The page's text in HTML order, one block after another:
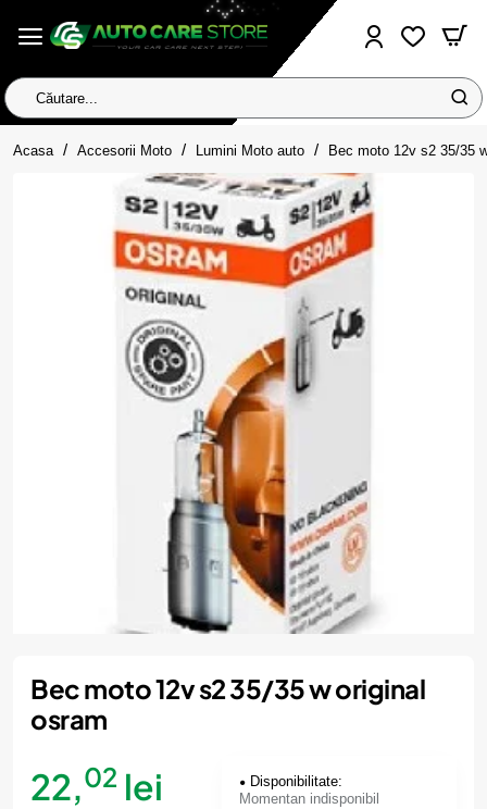
Căutare...
Acasa homeAccesorii Moto Lumini Moto auto Bec moto 12v s2 35/35
Momentan indisponibil
Bec moto 12v s2 35/35 w original
osram
22,02 lei
Disponibilitate:
Momentan indisponibil